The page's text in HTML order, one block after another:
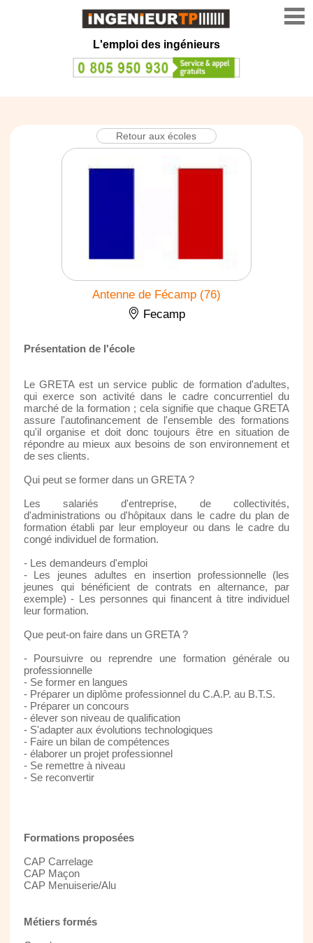
L'emploi des ingénieurs
Retour aux écoles
Antenne de Fécamp (76)
Fecamp
Présentation de l'école
Le GRETA est un service public de formation d'adultes,
qui exerce son activité dans le cadre concurrentiel du
marché de la formation ; cela signifie que chaque GRETA
assure l'autofinancement de l'ensemble des formations
qu'il organise et doit donc toujours être en situation de
répondre au mieux aux besoins de son environnement et
de ses clients.
Qui peut se former dans un GRETA ?
Les salariés d'entreprise, de collectivités,
d'administrations ou d'hôpitaux dans le cadre du plan de
formation établi par leur employeur ou dans le cadre du
congé individuel de formation.
- Les demandeurs d'emploi
- Les jeunes adultes en insertion professionnelle (les
jeunes qui bénéficient de contrats en alternance, par
exemple) - Les personnes qui financent à titre individuel
leur formation.
Que peut-on faire dans un GRETA ?
- Poursuivre ou reprendre une formation générale ou
professionnelle
- Se former en langues
- Préparer un diplôme professionnel du C.A.P. au B.T.S.
- Préparer un concours
- élever son niveau de qualification
- S'adapter aux évolutions technologiques
- Faire un bilan de compétences
- élaborer un projet professionnel
- Se remettre à niveau
- Se reconvertir
Formations proposées
CAP Carrelage
CAP Maçon
CAP Menuiserie/Alu
Métiers formés